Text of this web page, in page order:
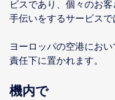
ビスであり、個々のお
手伝いをするサービスで
ヨーロッパの空港にお
責任下に置かれます。
機内で